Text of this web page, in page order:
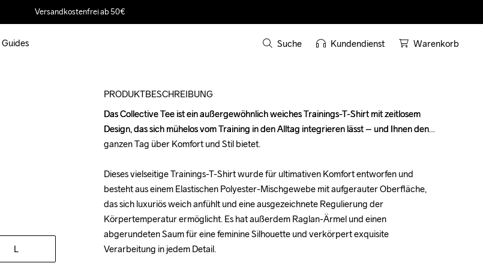
Versandkostenfrei ab 50€
Guides Suche Kundendienst Warenkorb
L
PRODUKTBESCHREIBUNG
Das Collective Tee ist ein außergewöhnlich weiches Trainings-T-Shirt mit zeitlosem
Design, das sich mühelos vom Training in den Alltag integrieren lässt – und Ihnen den
ganzen Tag über Komfort und Stil bietet.
Dieses vielseitige Trainings-T-Shirt wurde für ultimativen Komfort entworfen und
besteht aus einem Elastischen Polyester-Mischgewebe mit aufgerauter Oberfläche,
das sich luxuriös weich anfühlt und eine ausgezeichnete Regulierung der
Körpertemperatur ermöglicht. Es hat außerdem Raglan-Ärmel und einen
abgerundeten Saum für eine feminine Silhouette und verkörpert exquisite
Verarbeitung in jedem Detail.
Das Collective Tee ist ein außergewöhnlich weiches Trainings-T-Shirt mit zeitlosem
Design, das sich mühelos vom Training in den Alltag integrieren lässt – und Ihnen den
ganzen Tag über Komfort und Stil bietet.
Dieses vielseitige Trainings-T-Shirt wurde für ultimativen Komfort entworfen und
besteht aus einem Elastischen Polyester-Mischgewebe mit aufgerauter Oberfläche,
das sich luxuriös weich anfühlt und eine ausgezeichnete Regulierung der
Körpertemperatur ermöglicht. Es hat außerdem Raglan-Ärmel und einen
abgerundeten Saum für eine feminine Silhouette und verkörpert exquisite
Verarbeitung in jedem Detail.